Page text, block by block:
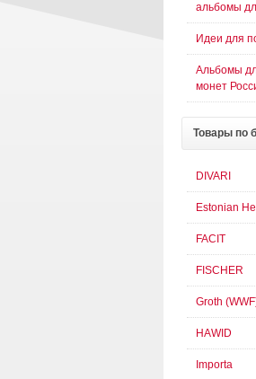
альбомы
Идеи для
Альбомы
монет
Товары по
DIVARI
Estonian
FACIT
FISCHER
Groth
HAWID
Importa